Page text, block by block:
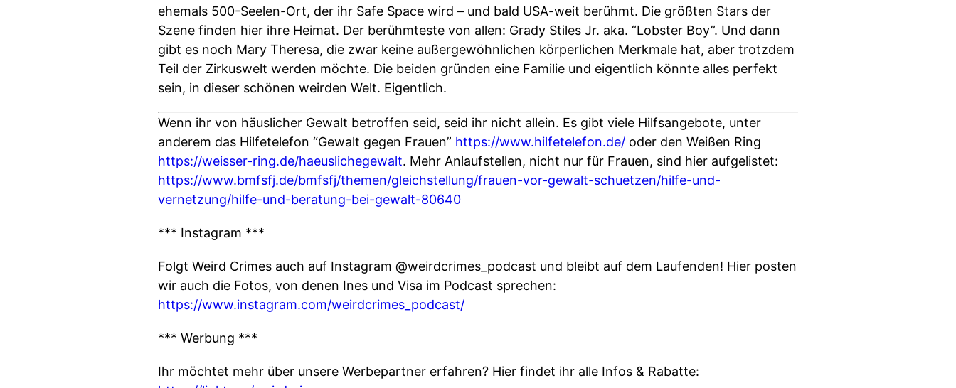
ehemals 500-Seelen-Ort, der ihr Safe Space wird – und bald USA-weit berühmt. Die größten Stars der
Szene finden hier ihre Heimat. Der berühmteste von allen: Grady Stiles Jr. aka. “Lobster Boy”. Und dann
gibt es noch Mary Theresa, die zwar keine außergewöhnlichen körperlichen Merkmale hat, aber trotzdem
Teil der Zirkuswelt werden möchte. Die beiden gründen eine Familie und eigentlich könnte alles perfekt
sein, in dieser schönen weirden Welt. Eigentlich.
Wenn ihr von häuslicher Gewalt betroffen seid, seid ihr nicht allein. Es gibt viele Hilfsangebote, unter
anderem das Hilfetelefon “Gewalt gegen Frauen” https://www.hilfetelefon.de/ oder den Weißen Ring
https://weisser-ring.de/haeuslichegewalt. Mehr Anlaufstellen, nicht nur für Frauen, sind hier aufgelistet:
https://www.bmfsfj.de/bmfsfj/themen/gleichstellung/frauen-vor-gewalt-schuetzen/hilfe-und-
vernetzung/hilfe-und-beratung-bei-gewalt-80640
*** Instagram ***
Folgt Weird Crimes auch auf Instagram @weirdcrimes_podcast und bleibt auf dem Laufenden! Hier posten
wir auch die Fotos, von denen Ines und Visa im Podcast sprechen:
https://www.instagram.com/weirdcrimes_podcast/
*** Werbung ***
Ihr möchtet mehr über unsere Werbepartner erfahren? Hier findet ihr alle Infos & Rabatte: